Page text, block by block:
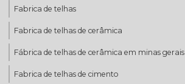
Fabrica de telhas
Fabrica de telhas de cerâmica
Fábrica de telhas de cerâmica em minas gerais
Fabrica de telhas de cimento